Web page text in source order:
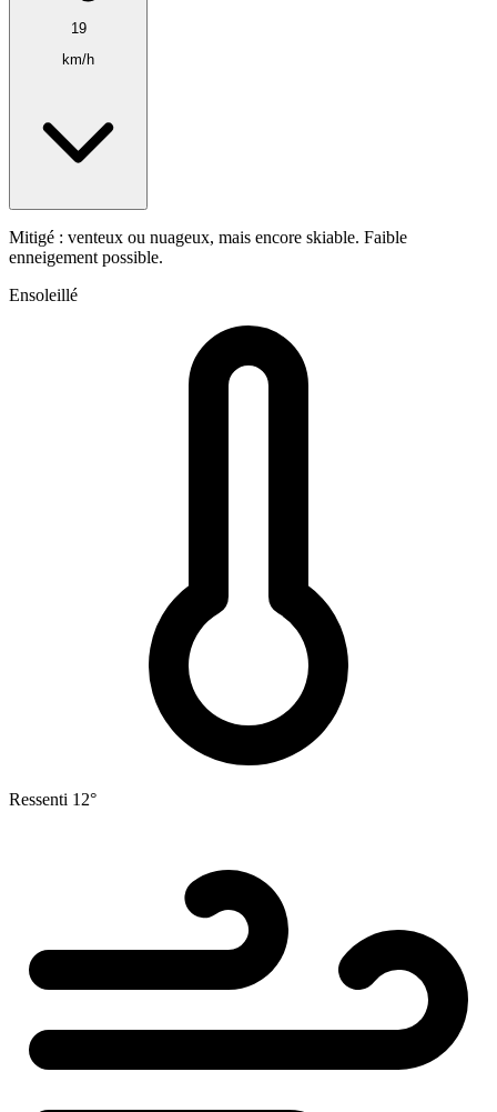
19
km/h
Mitigé : venteux ou nuageux, mais encore skiable. Faible
enneigement possible.
Ensoleillé
Ressenti 12°